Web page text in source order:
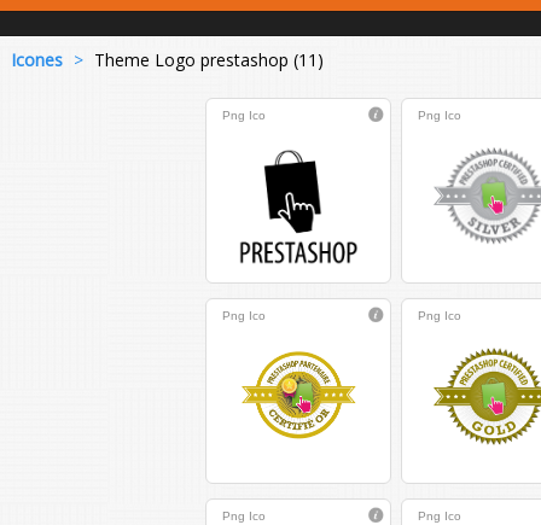
Icones > Theme Logo prestashop (11)
Png Ico Png Ico
Png Ico Png Ico
Png Ico Png Ico